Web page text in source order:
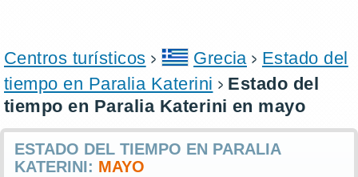
Centros turísticos Grecia
Estado del
tiempo en Paralia Katerini
Estado del
tiempo en Paralia Katerini en mayo
ESTADO DEL TIEMPO EN PARALIA
KATERINI: MAYO